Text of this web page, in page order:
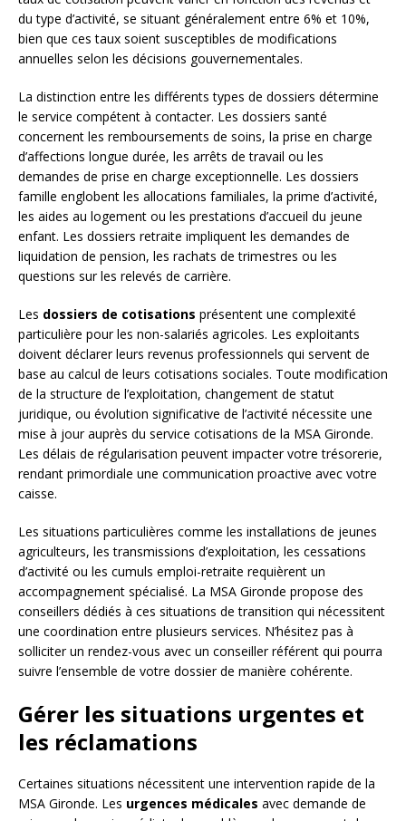
du type d’activité, se situant généralement entre 6% et 10%,
bien que ces taux soient susceptibles de modifications
annuelles selon les décisions gouvernementales.
La distinction entre les différents types de dossiers détermine
le service compétent à contacter. Les dossiers santé
concernent les remboursements de soins, la prise en charge
d’affections longue durée, les arrêts de travail ou les
demandes de prise en charge exceptionnelle. Les dossiers
famille englobent les allocations familiales, la prime d’activité,
les aides au logement ou les prestations d’accueil du jeune
enfant. Les dossiers retraite impliquent les demandes de
liquidation de pension, les rachats de trimestres ou les
questions sur les relevés de carrière.
Les dossiers de cotisations présentent une complexité
particulière pour les non-salariés agricoles. Les exploitants
doivent déclarer leurs revenus professionnels qui servent de
base au calcul de leurs cotisations sociales. Toute modification
de la structure de l’exploitation, changement de statut
juridique, ou évolution significative de l’activité nécessite une
mise à jour auprès du service cotisations de la MSA Gironde.
Les délais de régularisation peuvent impacter votre trésorerie,
rendant primordiale une communication proactive avec votre
caisse.
Les situations particulières comme les installations de jeunes
agriculteurs, les transmissions d’exploitation, les cessations
d’activité ou les cumuls emploi-retraite requièrent un
accompagnement spécialisé. La MSA Gironde propose des
conseillers dédiés à ces situations de transition qui nécessitent
une coordination entre plusieurs services. N’hésitez pas à
solliciter un rendez-vous avec un conseiller référent qui pourra
suivre l’ensemble de votre dossier de manière cohérente.
Gérer les situations urgentes et
les réclamations
Certaines situations nécessitent une intervention rapide de la
MSA Gironde. Les urgences médicales avec demande de